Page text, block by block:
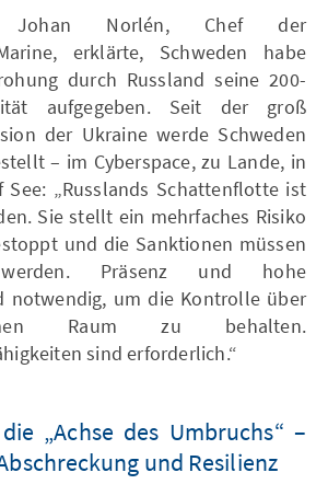
Johan Norlén, Chef der
erklärte, Schweden habe
durch Russland seine 200-
aufgegeben. Seit der groß
der Ukraine werde Schweden
– im Cyberspace, zu Lande, in
„Russlands Schattenflotte ist
Sie stellt ein mehrfaches Risiko
und die Sanktionen müssen
werden. Präsenz und hohe
notwendig, um die Kontrolle über
Raum zu behalten.
sind erforderlich.“
„Achse des Umbruchs“ –
und Resilienz